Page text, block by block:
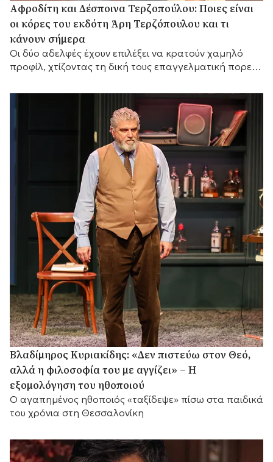
Αφροδίτη και Δέσποινα Τερζοπούλου: Ποιες είναι
οι κόρες του εκδότη Άρη Τερζόπουλου και τι
κάνουν σήμερα
Οι δύο αδελφές έχουν επιλέξει να κρατούν χαμηλό
προφίλ, χτίζοντας τη δική τους επαγγελματική πορεία,
πατέρα τους,
Βλαδίμηρος Κυριακίδης: «Δεν πιστεύω στον Θεό,
αλλά η φιλοσοφία του με αγγίζει» – Η
εξομολόγηση του ηθοποιού
Ο αγαπημένος ηθοποιός «ταξίδεψε» πίσω στα παιδικά
του χρόνια στη Θεσσαλονίκη